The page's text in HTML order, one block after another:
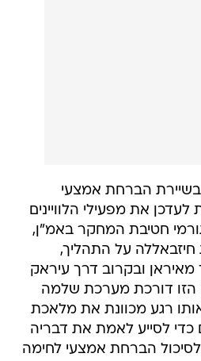
הברחת אמצעי
את מפעילי הלוויינים
חטיבת המחקר באמ"ן,
על התהליך,
ובקרוב דרך עיראק
הזו דורכת מערכת שלמה
רגע מכוונת את מלאכת
כדי לסייע לאמת את דבריה
הברחת אמצעי לחימה